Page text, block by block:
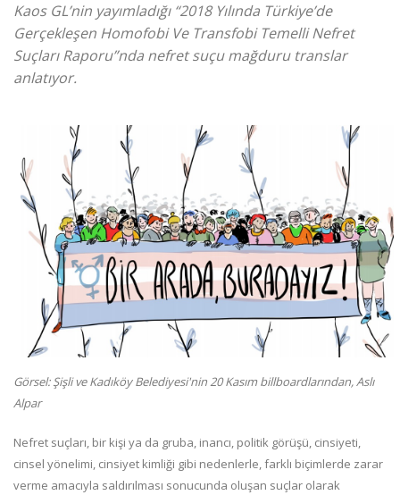
Kaos GL’nin yayımladığı “2018 Yılında Türkiye’de
Gerçekleşen Homofobi Ve Transfobi Temelli Nefret
Suçları Raporu”nda nefret suçu mağduru translar
anlatıyor.
Görsel: Şişli ve Kadıköy Belediyesi'nin 20 Kasım billboardlarından, Aslı
Alpar
Nefret suçları, bir kişi ya da gruba, inancı, politik görüşü, cinsiyeti,
cinsel yönelimi, cinsiyet kimliği gibi nedenlerle, farklı biçimlerde zarar
verme amacıyla saldırılması sonucunda oluşan suçlar olarak